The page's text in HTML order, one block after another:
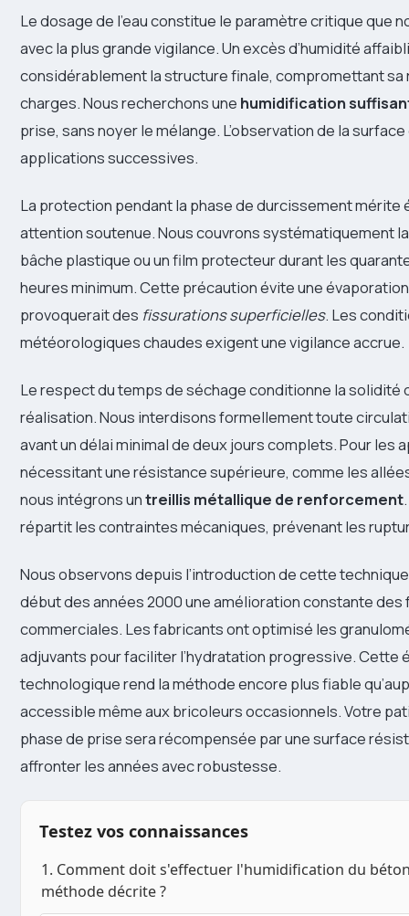
Le dosage de l’eau constitue le paramètre critique que
avec la plus grande vigilance. Un excès d’humidité
considérablement la structure finale, compromettant sa
charges. Nous recherchons une humidification
prise, sans noyer le mélange. L’observation de la
applications successives.
La protection pendant la phase de durcissement mérite
attention soutenue. Nous couvrons systématiquement
bâche plastique ou un film protecteur durant les
heures minimum. Cette précaution évite une
provoquerait des fissurations superficielles. Les
météorologiques chaudes exigent une vigilance accrue.
Le respect du temps de séchage conditionne la solidité
réalisation. Nous interdisons formellement toute
avant un délai minimal de deux jours complets. Pour les
nécessitant une résistance supérieure, comme les
nous intégrons untreillis métallique de renforcement
répartit les contraintes mécaniques, prévenant les
Nous observons depuis l’introduction de cette
début des années 2000 une amélioration constante
commerciales. Les fabricants ont optimisé les
adjuvants pour faciliter l’hydratation progressive. Cette
technologique rend la méthode encore plus fiable
accessible même aux bricoleurs occasionnels. Votre
phase de prise sera récompensée par une surface
affronter les années avec robustesse.
Testez vos connaissances
1. Comment doit s'effectuer l'humidification du
méthode décrite ?